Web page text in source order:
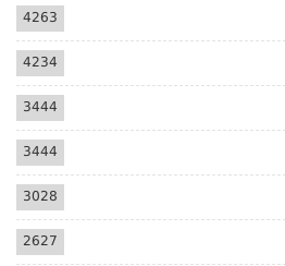
4263
4234
3444
3444
3028
2627